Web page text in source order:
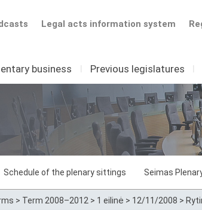
Legal acts information system
business I Previous legislatures I
Schedule of the plenary sittings Seimas
> Term 2008–2012 > 1 eilinė > 12/11/2008 >